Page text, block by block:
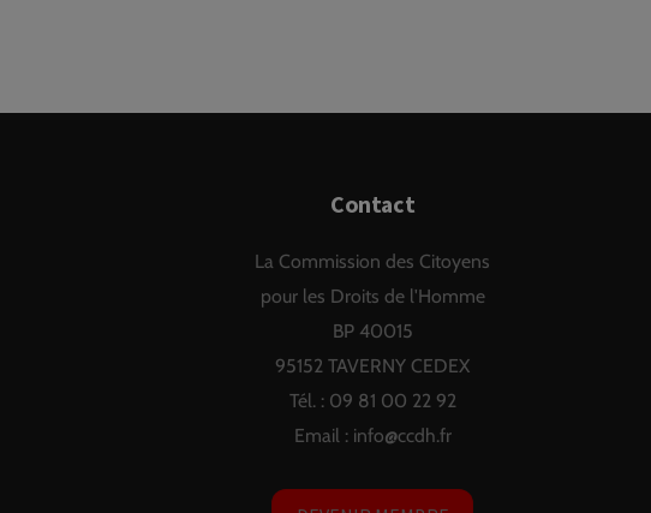
Contact
La Commission des Citoyens
pour les Droits de l'Homme
BP 40015
95152 TAVERNY CEDEX
Tél. : 09 81 00 22 92
Email : info@ccdh.fr